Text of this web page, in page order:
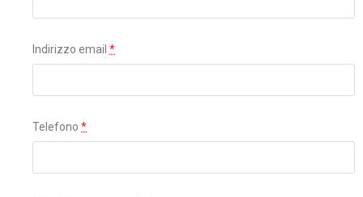
Indirizzo email *
Telefono *